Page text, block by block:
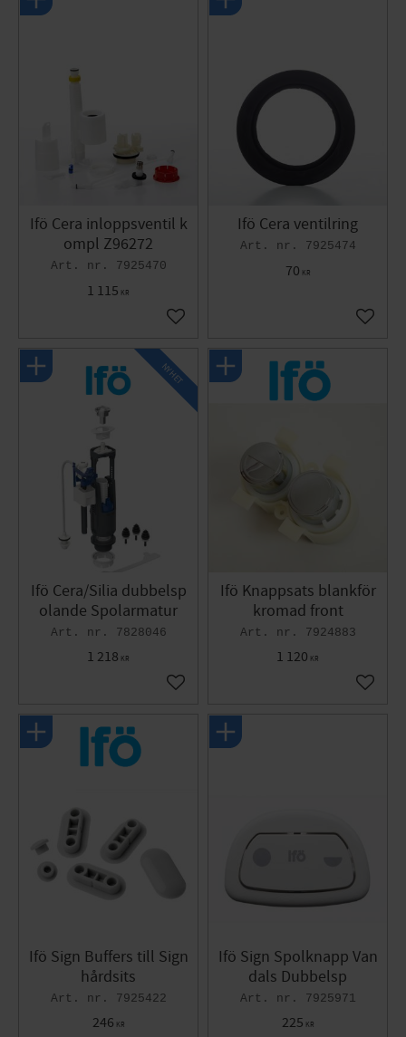
Ifö Cera inloppsventil k
ompl Z96272
7925470
1 115 KR
Lägg till i favoriter
Ifö Cera ventilring
7925474
70 KR
Lägg
Ifö Cera/Silia dubbelsp
olande Spolarmatur
7828046
1 218 KR
NYHET
Lägg till i favoriter
Ifö Knappsats blankför
kromad front
7924883
1 120 KR
Lägg
Ifö Sign Buffers till Sign
hårdsits
7925422
246 KR
Ifö Sign Spolknapp Van
dals Dubbelsp
7925971
225 KR